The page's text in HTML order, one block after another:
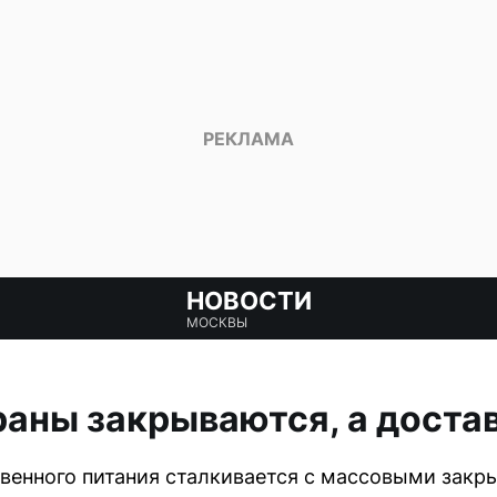
НОВОСТИ
МОСКВЫ
закрываются, а
питания сталкивается с массовыми